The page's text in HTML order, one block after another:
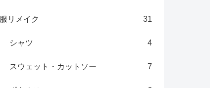
服リメイク 31
シャツ 4
スウェット・カットソー 7